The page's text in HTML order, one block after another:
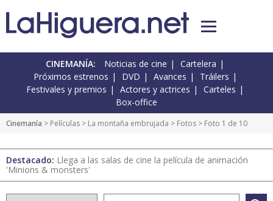
CINEMANÍA: Noticias de cine
Cartelera
Próximos estrenos
DVD Avances
Tráilers
Festivales y premios
Actores y actrices
Carteles
Box-office
Cinemanía > Películas > La montaña embrujada > Fotos > Foto 1 de 10
Destacado: Llega a las salas de cine la película de animación
'Minions & monsters'